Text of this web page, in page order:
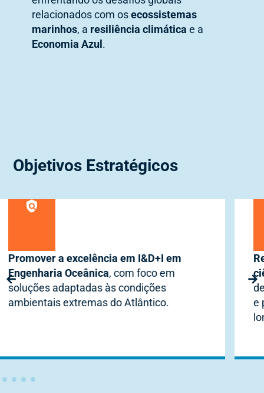
relacionados com osecossistemas
marinhos, a resiliência climática e a
Economia Azul.
Objetivos Estratégicos
Reforçar o capital humano nacional em
ciência e tecnologia do oceano
desenvolvendo competências avançadas
e promovendo carreiras de investigação a